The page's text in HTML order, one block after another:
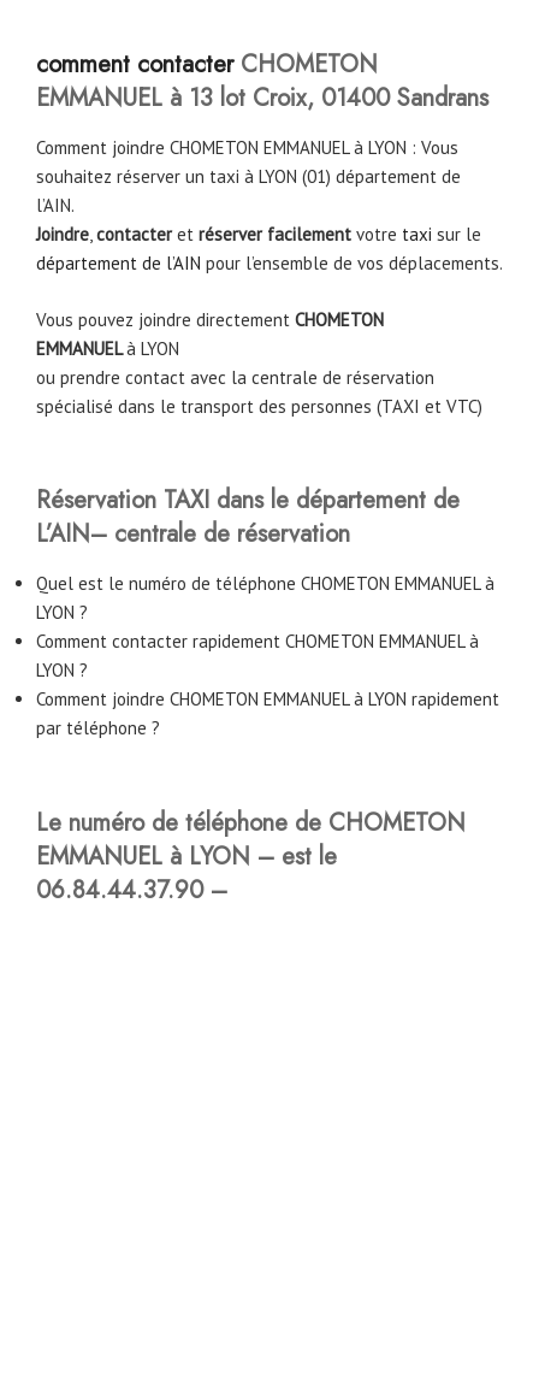
comment contacterCHOMETON
EMMANUEL à 13 lot Croix, 01400 Sandrans
Comment joindre CHOMETON EMMANUEL à LYON : Vous
souhaitez réserver un taxi à LYON (01) département de
l’AIN.
Joindre,contacteret réserver facilement votre taxi sur le
département de l’AIN pour l’ensemble de vos déplacements.
Vous pouvez joindre directement CHOMETON
EMMANUELà LYON
ou prendre contact avec la centrale de réservation
spécialisé dans le transport des personnes (TAXI et VTC)
Réservation TAXI dans le département de
L’AIN– centrale de réservation
Quel est le numéro de téléphone CHOMETON EMMANUEL à
LYON ?
Comment contacter rapidement CHOMETON EMMANUEL à
LYON ?
Comment joindre CHOMETON EMMANUEL à LYON rapidement
par téléphone ?
Le numéro de téléphone de CHOMETON
EMMANUEL à LYON – est le
06.84.44.37.90 –